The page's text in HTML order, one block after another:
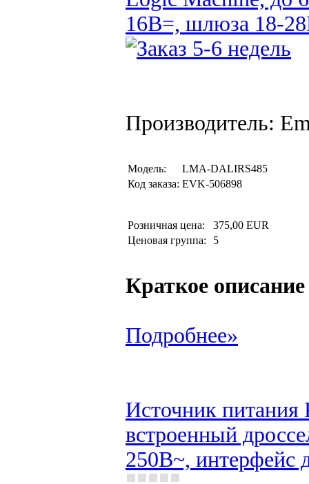
16В=, шлюза 18-
Производитель:
Модель:
LMA-DALIRS485
Код заказа: EVK-506898
Розничная цена:
375,00 EUR
Ценовая группа:
5
Краткое описание
Подробнее»
Источник
встроенный
250В~, интерфейс